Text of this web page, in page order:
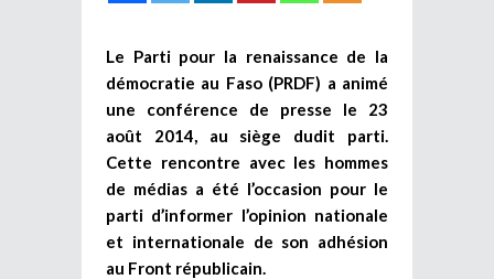
Le Parti pour la renaissance de la
démocratie au Faso (PRDF) a animé
une conférence de presse le 23
août 2014, au siège dudit parti.
Cette rencontre avec les hommes
de médias a été l’occasion pour le
parti d’informer l’opinion nationale
et internationale de son adhésion
au Front républicain.